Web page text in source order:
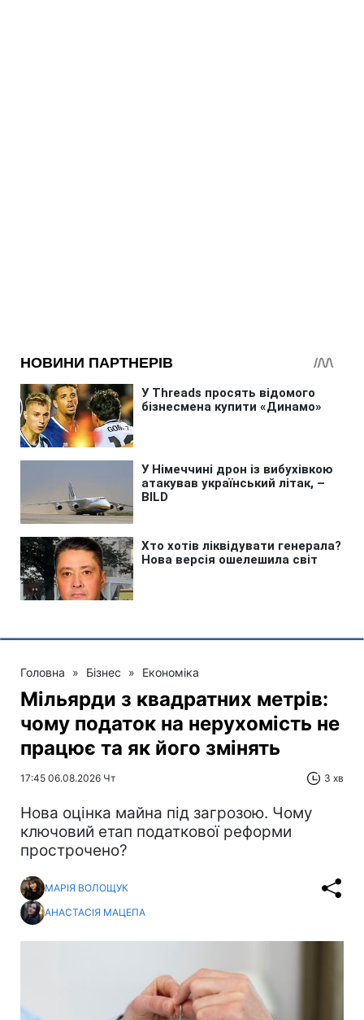
Головна » Бізнес » Економіка
Мільярди з квадратних метрів:
чому податок на нерухомість не
працює та як його змінять
17:45 06.08.2026 Чт 3 хв
Нова оцінка майна під загрозою. Чому
ключовий етап податкової реформи
прострочено?
МАРІЯ ВОЛОЩУК
АНАСТАСІЯ МАЦЕПА